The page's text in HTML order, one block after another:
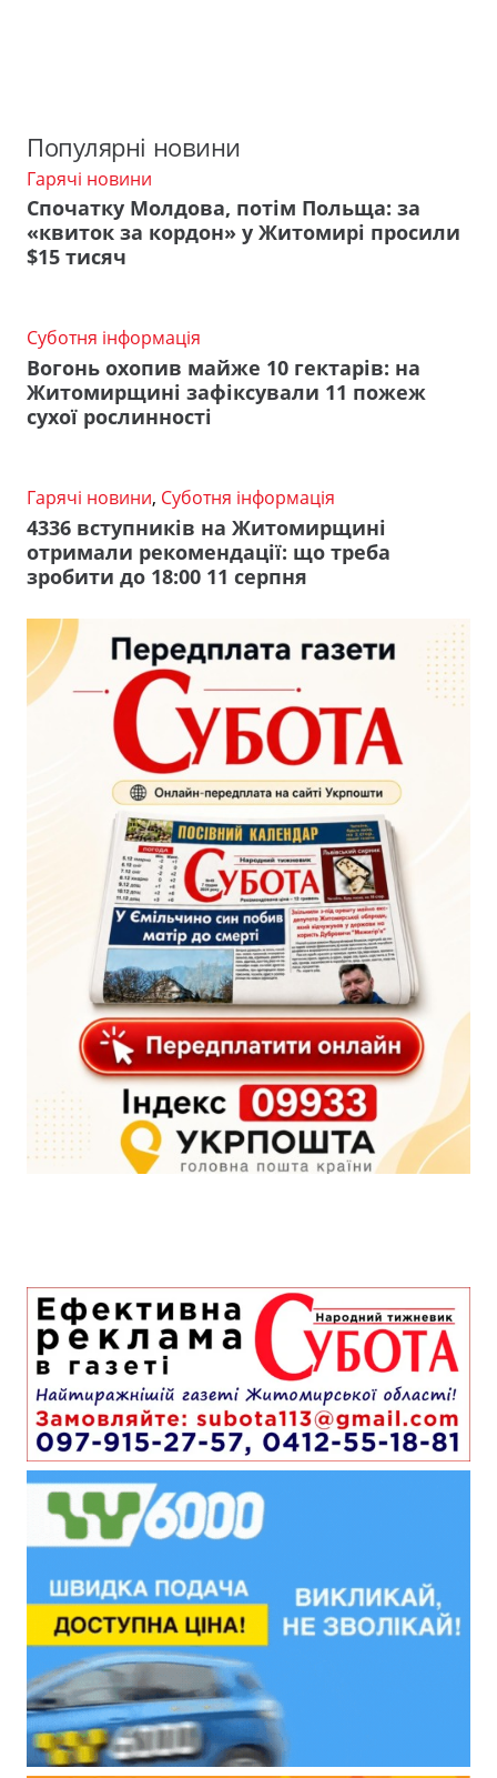
Популярні новини
Гарячі новини
Спочатку Молдова, потім Польща: за
«квиток за кордон» у Житомирі просили
$15 тисяч
Суботня інформація
Вогонь охопив майже 10 гектарів: на
Житомирщині зафіксували 11 пожеж
сухої рослинності
Гарячі новини, Суботня інформація
4336 вступників на Житомирщині
отримали рекомендації: що треба
зробити до 18:00 11 серпня